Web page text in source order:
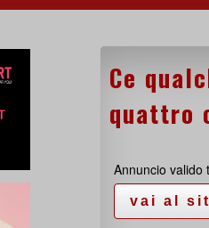
Ce
quattro
Annuncio valido